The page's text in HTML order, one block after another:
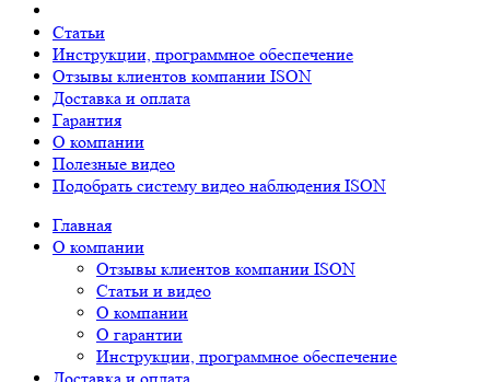
Статьи
Инструкции, программное обеспечение
Отзывы клиентов компании ISON
Доставка и оплата
Гарантия
О компании
Полезные видео
Подобрать систему видео наблюдения ISON
Главная
О компании
Отзывы клиентов компании ISON
Статьи и видео
О компании
О гарантии
Инструкции, программное обеспечение